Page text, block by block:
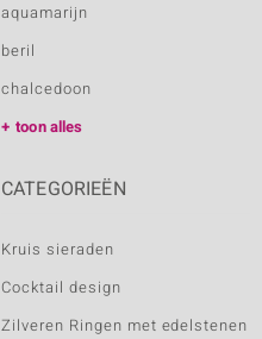
aquamarijn
beril
chalcedoon
toon alles
CATEGORIEËN
Kruis sieraden
Cocktail design
Zilveren Ringen met edelstenen